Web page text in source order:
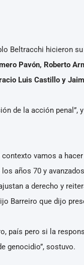
Beltracchi hicieron
Pavón, Roberto
Luis Castillo y
de la acción
vamos a
años 70 y
a derecho y
Barreiro que dijo
país pero si la
genocidio”, sostuvo.